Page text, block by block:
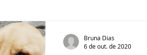
Bruna Dias
6 de out. de 2020